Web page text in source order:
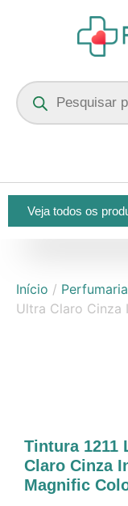
Veja todos os
Início / Perfumaria
Ultra Claro Cinza
Tintura 1211
Claro Cinza
Magnific